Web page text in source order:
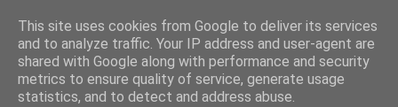
This site uses cookies from Google to deliver its services
and to analyze traffic. Your IP address and user-agent are
shared with Google along with performance and security
metrics to ensure quality of service, generate usage
statistics, and to detect and address abuse.